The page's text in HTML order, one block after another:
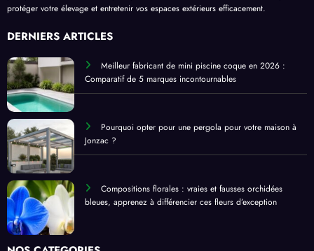
protéger votre élevage et entretenir vos espaces extérieurs efficacement.
DERNIERS ARTICLES
Meilleur fabricant de mini piscine coque en 2026 :
Comparatif de 5 marques incontournables
Pourquoi opter pour une pergola pour votre maison à
Jonzac ?
Compositions florales : vraies et fausses orchidées
bleues, apprenez à différencier ces fleurs d’exception